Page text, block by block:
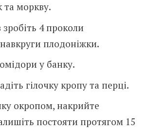
та моркву.
4 проколи
плодоніжки.
у банку.
гілочку кропу та перці.
окропом, накрийте
постояти протягом 15